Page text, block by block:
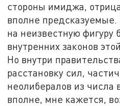
стороны имиджа,
вполне
на неизвестную
внутренних законов
Но внутри
расстановку сил,
неолибералов из числа
вполне, мне кажется,